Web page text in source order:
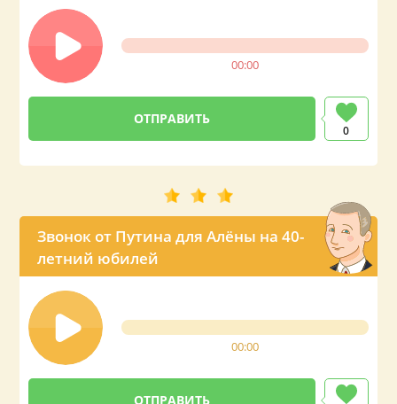
00:00
0
Звонок от Путина для Алёны на 40-
летний юбилей
00:00